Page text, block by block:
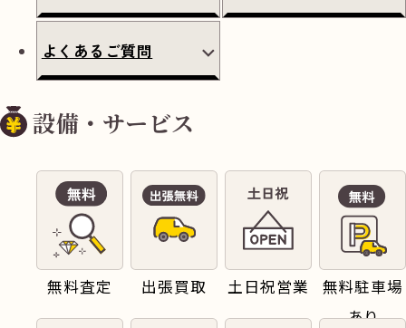
よくあるご質問
設備・サービス
無料査定 出張買取 土日祝営業
無料駐車場
あり